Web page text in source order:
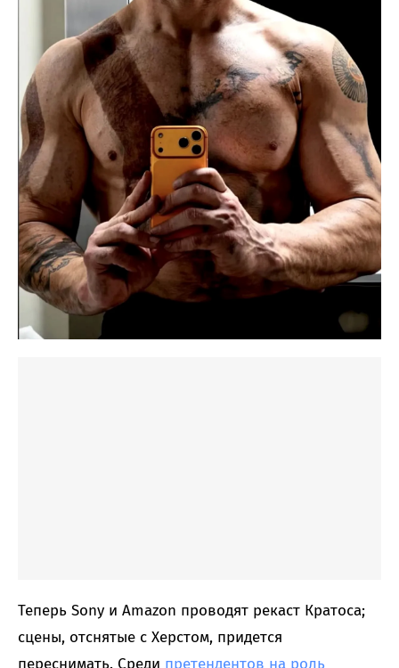
Теперь Sony и Amazon проводят рекаст Кратоса;
сцены, отснятые с Херстом, придется
переснимать. Среди претендентов на роль